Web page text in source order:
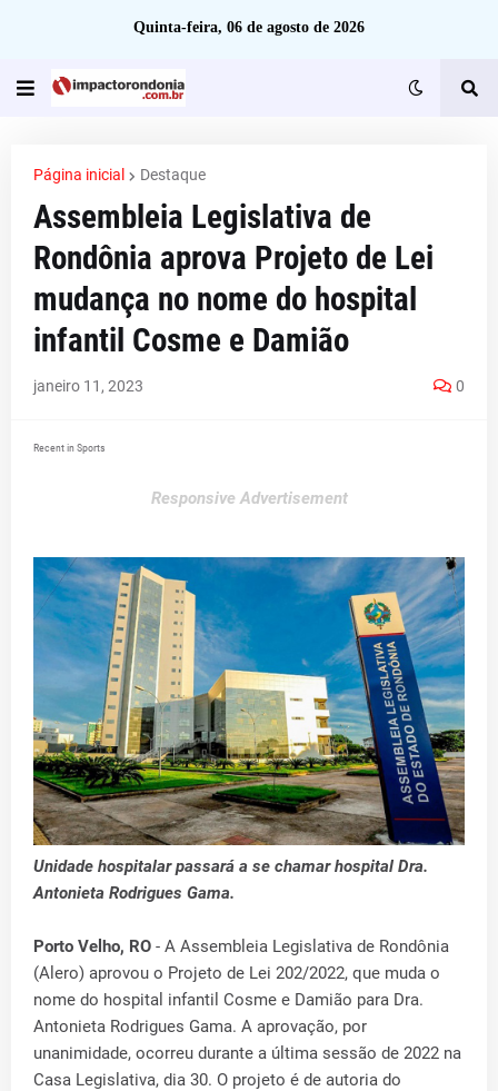
Quinta-feira, 06 de agosto de 2026
Página inicial Destaque
Assembleia Legislativa de
Rondônia aprova Projeto de Lei
mudança no nome do hospital
infantil Cosme e Damião
janeiro 11, 2023 0
Recent in Sports
Responsive Advertisement
Unidade hospitalar passará a se chamar hospital Dra.
Antonieta Rodrigues Gama.
Porto Velho, RO - A Assembleia Legislativa de Rondônia
(Alero) aprovou o Projeto de Lei 202/2022, que muda o
nome do hospital infantil Cosme e Damião para Dra.
Antonieta Rodrigues Gama. A aprovação, por
unanimidade, ocorreu durante a última sessão de 2022 na
Casa Legislativa, dia 30. O projeto é de autoria do